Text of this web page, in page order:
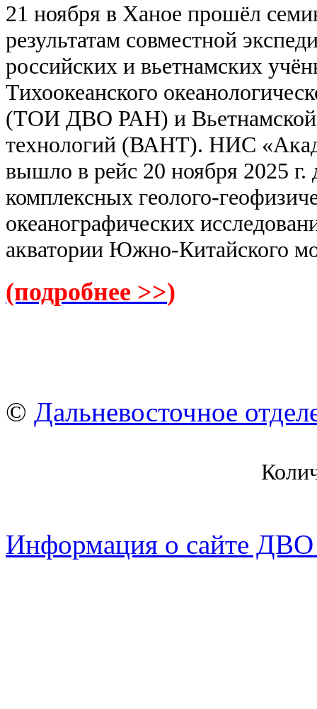
21 ноября в Ханое прошёл
результатам совместной
российских и вьетнамских
Тихоокеанского
(ТОИ ДВО РАН) и Вьетнамской
технологий (ВАНТ). НИС
вышло в рейс 20 ноября 2025 г.
комплексных геолого-
океанографических
акватории Южно-Китайского
(подробнее >>)
© Дальневосточное
Информация о сайте